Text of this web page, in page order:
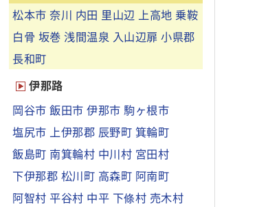
松本市 奈川 内田 里山辺 上高地 乗鞍
白骨 坂巻 浅間温泉 入山辺扉 小県郡
長和町
伊那路
岡谷市 飯田市 伊那市 駒ヶ根市
塩尻市 上伊那郡 辰野町 箕輪町
飯島町 南箕輪村 中川村 宮田村
下伊那郡 松川町 高森町 阿南町
阿智村 平谷村 中平 下條村 売木村